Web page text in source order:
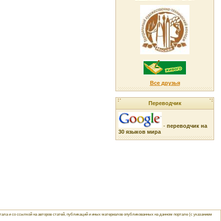
Все друзья
Переводчик
- переводчик на
30 языков мира
и со ссылкой на авторов статей, публикаций и иных материалов опубликованных на данном портале (с указанием